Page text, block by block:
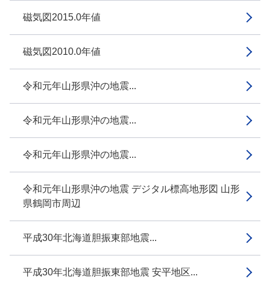
磁気図2015.0年値
磁気図2010.0年値
令和元年山形県沖の地震...
令和元年山形県沖の地震...
令和元年山形県沖の地震...
令和元年山形県沖の地震 デジタル標高地形図 山形
県鶴岡市周辺
平成30年北海道胆振東部地震...
平成30年北海道胆振東部地震 安平地区...